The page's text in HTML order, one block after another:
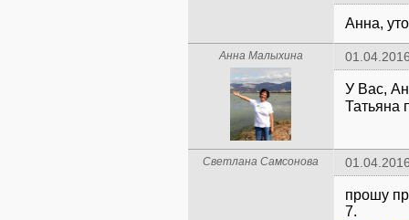
Анна,
Анна Малыхина
У Вас,
Татьяна
Светлана Самсонова
прошу
7.